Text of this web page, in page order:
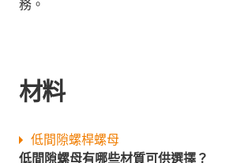
務。
材料
低間隙螺母有哪些材質可供選擇？
低間隙螺桿螺母